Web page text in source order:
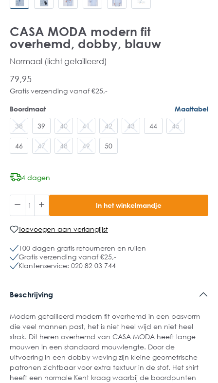
CASA MODA modern fit
overhemd, dobby, blauw
Normaal (licht getailleerd)
79,95
Gratis verzending vanaf €25,-
Boordmaat Maattabel
38 39 40 41 42 43 44 45
46 47 48 49 50
4 dagen
In het winkelmandje
Toevoegen aan verlanglijst
100 dagen gratis retourneren en ruilen
Gratis verzending vanaf €25,-
Klantenservice: 020 82 03 744
Beschrijving
Modern getailleerd modern fit overhemd in een pasvorm
die veel mannen past, het is niet heel wijd en niet heel
strak. Dit heren overhemd van CASA MODA heeft lange
mouwen in een standaard mouwlengte. Door de
uitvoering in een dobby weving zijn kleine geometrische
patronen zichtbaar voor extra textuur in de stof. Het shirt
heeft een normale Kent kraag waarbij de boordpunten